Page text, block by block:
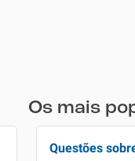
Os mais
Questões